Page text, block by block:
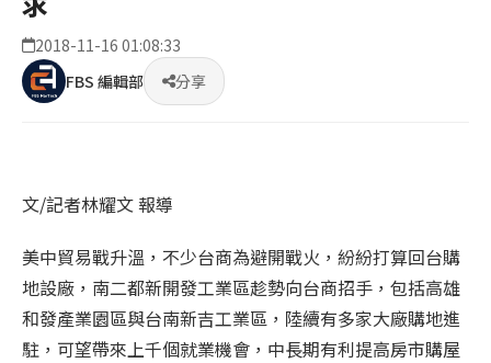
2018-11-16 01:08:33
FBS 編輯部
分享
文/記者林耀文 報導
美中貿易戰升溫，不少台商為避開戰火，紛紛打算回台購
地設廠，南二都新開發工業區趁勢向台商招手，包括高雄
和發產業園區與台南新吉工業區，陸續有多家大廠購地進
駐，可望帶來上千個就業機會，中長期有利提高房市購屋